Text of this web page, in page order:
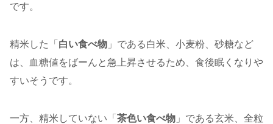
です。
精米した「 白い食べ物 」である白米、小麦粉、砂糖など
は、血糖値をばーんと急上昇させるため、食後眠くなりや
すいそうです。
一方、精米していない「 茶色い食べ物 」である玄米、全粒